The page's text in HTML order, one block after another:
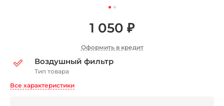
1 050 ₽
Оформить в кредит
Воздушный фильтр
Тип товара
Все характеристики